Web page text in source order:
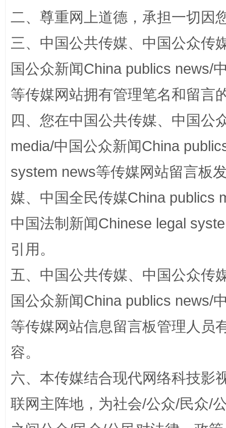
阿坝州三大球赛在茂县开幕 规模
国家大学科技园优化重塑工作
扯下公款旅游的“隐身衣” 如何以
“蜀中异人”王建安的艺术幻境
二、尊重网上道德，承担一切因
三、中国公共传媒、中国公众传
国公众新闻China publics news/
等传媒网站拥有管理笔名和留言
四、您在中国公共传媒、中国公
media/中国公众新闻China
system news等传媒网站留言板
媒、中国全民传媒China publics
中国法制新闻Chinese legal
引用。
五、中国公共传媒、中国公众传
国公众新闻China publics news/
等传媒网站信息留言板管理人员
容。
六、本传媒结合现代网络科技影
联网主阵地，为社会/公众/民众/